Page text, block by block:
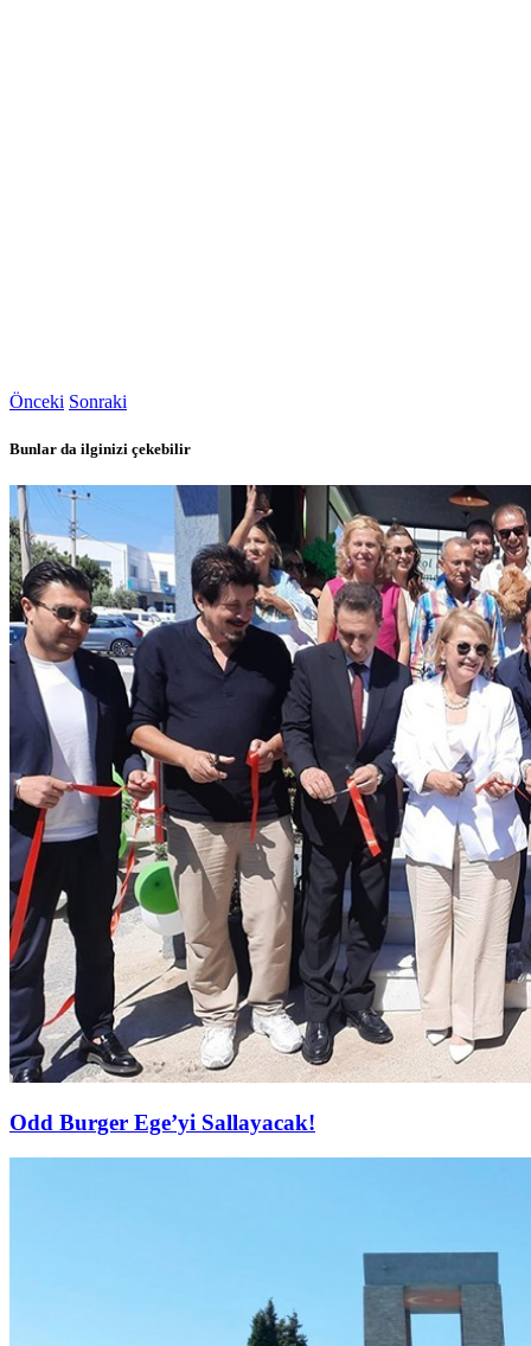
Önceki Sonraki
Bunlar da ilginizi çekebilir
Odd Burger Ege’yi Sallayacak!